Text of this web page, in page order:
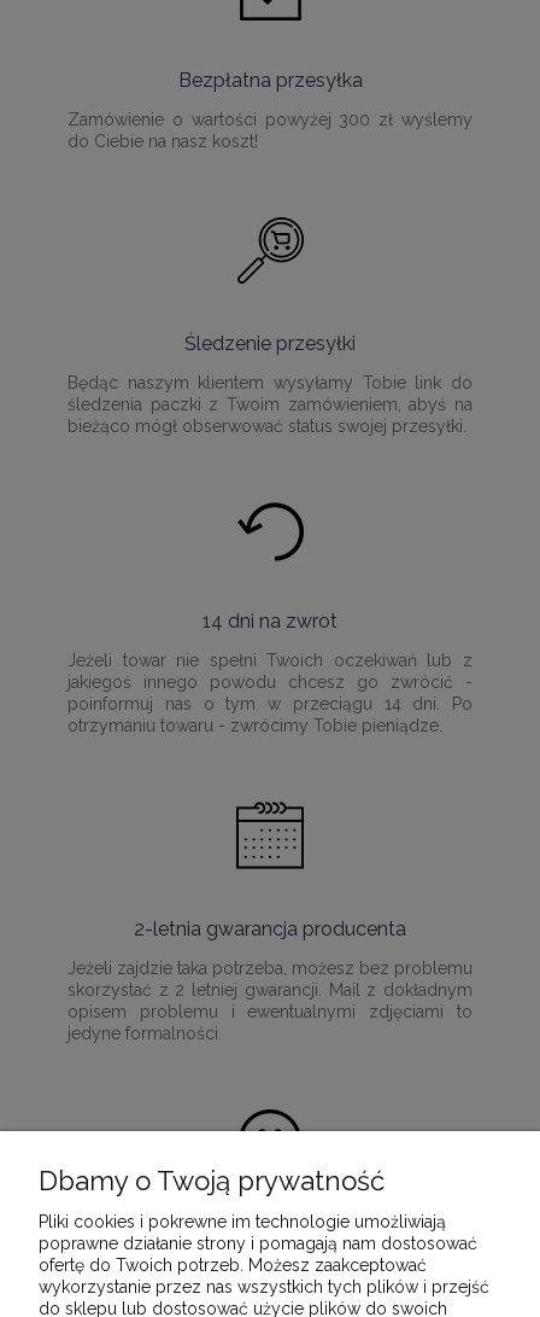
Bezpłatna przesyłka
Zamówienie o wartości powyżej 300 zł wyślemy
do Ciebie na nasz koszt!
Śledzenie przesyłki
Będąc naszym klientem wysyłamy Tobie link do
śledzenia paczki z Twoim zamówieniem, abyś na
bieżąco mógł obserwować status swojej przesyłki.
14 dni na zwrot
Jeżeli towar nie spełni Twoich oczekiwań lub z
jakiegoś innego powodu chcesz go zwrócić -
poinformuj nas o tym w przeciągu 14 dni. Po
otrzymaniu towaru - zwrócimy Tobie pieniądze.
2-letnia gwarancja producenta
Jeżeli zajdzie taka potrzeba, możesz bez problemu
skorzystać z 2 letniej gwarancji. Mail z dokładnym
opisem problemu i ewentualnymi zdjęciami to
jedyne formalności.
100% satysfakcji z zakupu
Ponieważ naszą misją jest dostarczenie
wartościowych i wysokiej jakości produktów, które
Dbamy o Twoją prywatność
Pliki cookies i pokrewne im technologie umożliwiają
poprawne działanie strony i pomagają nam dostosować
ofertę do Twoich potrzeb. Możesz zaakceptować
wykorzystanie przez nas wszystkich tych plików i przejść
do sklepu lub dostosować użycie plików do swoich